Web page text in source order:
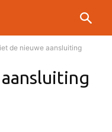
de nieuwe aansluiting